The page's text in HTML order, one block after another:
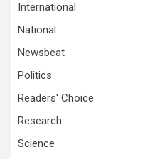
International
National
Newsbeat
Politics
Readers' Choice
Research
Science